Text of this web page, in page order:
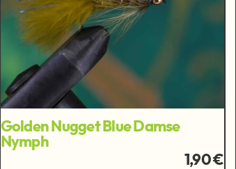
Golden Nugget Blue Damse
Nymph
1,90 €